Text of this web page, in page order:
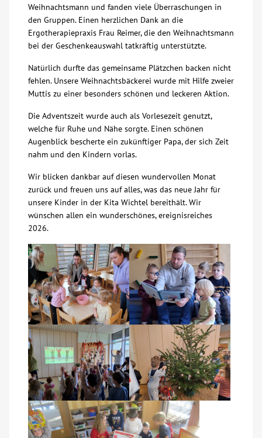
Glossar
Suche
Kontakt
Weihnachtsmann und fanden viele Überraschungen in
den Gruppen. Einen herzlichen Dank an die
Ergotherapiepraxis Frau Reimer, die den Weihnachtsmann
bei der Geschenkeauswahl tatkräftig unterstützte.
Natürlich durfte das gemeinsame Plätzchen backen nicht
fehlen. Unsere Weihnachtsbäckerei wurde mit Hilfe zweier
Muttis zu einer besonders schönen und leckeren Aktion.
Die Adventszeit wurde auch als Vorlesezeit genutzt,
welche für Ruhe und Nähe sorgte. Einen schönen
Augenblick bescherte ein zukünftiger Papa, der sich Zeit
nahm und den Kindern vorlas.
Wir blicken dankbar auf diesen wundervollen Monat
zurück und freuen uns auf alles, was das neue Jahr für
unsere Kinder in der Kita Wichtel bereithält. Wir
wünschen allen ein wunderschönes, ereignisreiches
2026.